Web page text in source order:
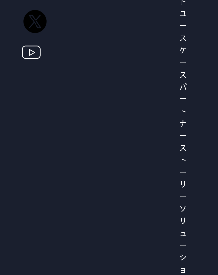
ユ
ー
ス
ケ
ー
ス
パ
ー
ト
ナ
ー
ス
ト
ー
リ
ー
ソ
リ
ュ
ー
シ
ョ